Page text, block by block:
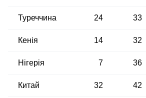
Туреччина 24 33
Кенія 14 32
Нігерія 7 36
Китай 32 42